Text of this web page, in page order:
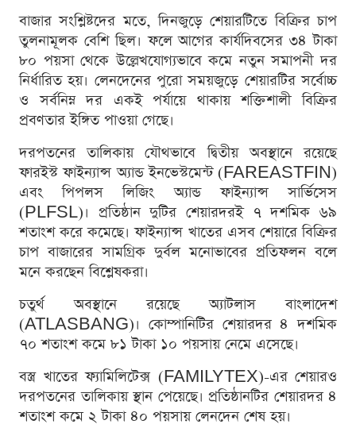
বাজার সংশ্লিষ্টদের মতে, দিনজুড়ে শেয়ারটিতে বিক্রির চাপ
তুলনামূলক বেশি ছিল। ফলে আগের কার্যদিবসের ৩৪ টাকা
৮০ পয়সা থেকে উল্লেখযোগ্যভাবে কমে নতুন সমাপনী দর
নির্ধারিত হয়। লেনদেনের পুরো সময়জুড়ে শেয়ারটির সর্বোচ্চ
ও সর্বনিম্ন দর একই পর্যায়ে থাকায় শক্তিশালী বিক্রির
প্রবণতার ইঙ্গিত পাওয়া গেছে।
দরপতনের তালিকায় যৌথভাবে দ্বিতীয় অবস্থানে রয়েছে
ফারইস্ট ফাইন্যান্স অ্যান্ড ইনভেস্টমেন্ট (FAREASTFIN)
এবং পিপলস লিজিং অ্যান্ড ফাইন্যান্স সার্ভিসেস
(PLFSL)। প্রতিষ্ঠান দুটির শেয়ারদরই ৭ দশমিক ৬৯
শতাংশ করে কমেছে। ফাইন্যান্স খাতের এসব শেয়ারে বিক্রির
চাপ বাজারের সামগ্রিক দুর্বল মনোভাবের প্রতিফলন বলে
মনে করছেন বিশ্লেষকরা।
চতুর্থ অবস্থানে রয়েছে অ্যাটলাস বাংলাদেশ
(ATLASBANG)। কোম্পানিটির শেয়ারদর ৪ দশমিক
৭০ শতাংশ কমে ৮১ টাকা ১০ পয়সায় নেমে এসেছে।
বস্ত্র খাতের ফ্যামিলিটেক্স (FAMILYTEX)-এর শেয়ারও
দরপতনের তালিকায় স্থান পেয়েছে। প্রতিষ্ঠানটির শেয়ারদর ৪
শতাংশ কমে ২ টাকা ৪০ পয়সায় লেনদেন শেষ হয়।